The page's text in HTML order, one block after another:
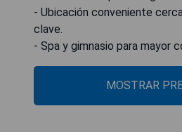
- Ubicación conveniente
clave.
- Spa y gimnasio para mayor
MOSTRAR